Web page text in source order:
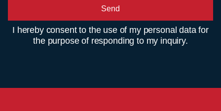
Send
I hereby consent to the use of my personal data for
the purpose of responding to my inquiry.